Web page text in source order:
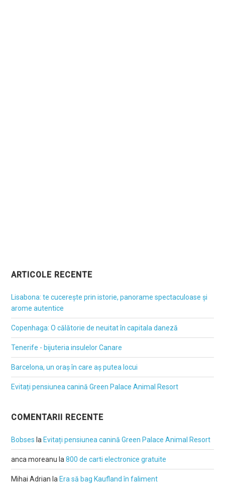
ARTICOLE RECENTE
Lisabona: te cucerește prin istorie, panorame spectaculoase și
arome autentice
Copenhaga: O călătorie de neuitat în capitala daneză
Tenerife - bijuteria insulelor Canare
Barcelona, un oraș în care aș putea locui
Evitați pensiunea canină Green Palace Animal Resort
COMENTARII RECENTE
Bobses la Evitați pensiunea canină Green Palace Animal Resort
anca moreanu la800 de carti electronice gratuite
Mihai Adrian la Era să bag Kaufland în faliment